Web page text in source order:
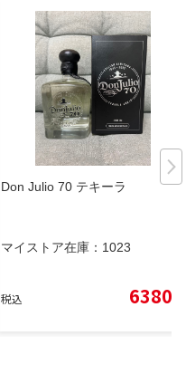
Don Julio 70 テキーラ
マイストア在庫： 1023
税込 6380